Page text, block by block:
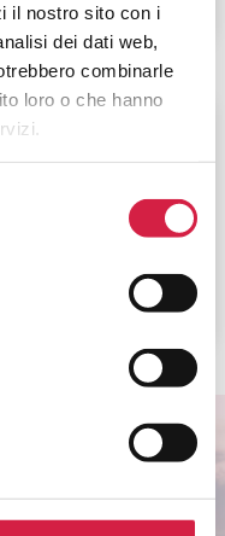
il nostro sito con i
dei dati web,
combinarle
loro o che hanno